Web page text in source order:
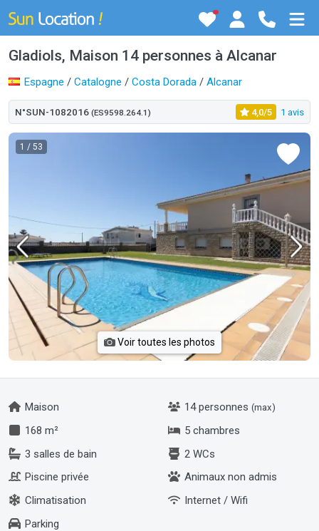
Gladiols, Maison 14 personnes à Alcanar
Espagne / Catalogne / Costa Dorada / Alcanar
N°SUN-1082016 (ES9598.264.1) 4,0/5 1 avis
1 / 53
Voir toutes les photos
Maison 14 personnes (max)
168 m²
5 chambres
3 salles de bain
2 WCs
Piscine privée
Animaux non admis
Climatisation
Internet / Wifi
Parking